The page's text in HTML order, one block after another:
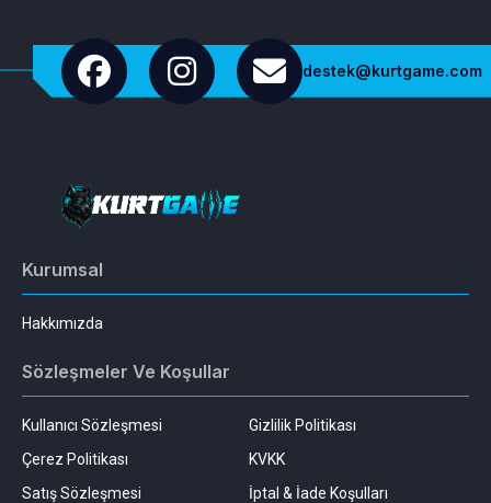
destek@kurtgame.com
Kurumsal
Hakkımızda
Sözleşmeler Ve Koşullar
Kullanıcı Sözleşmesi
Gizlilik Politikası
Çerez Politikası
KVKK
Satış Sözleşmesi
İptal & İade Koşulları